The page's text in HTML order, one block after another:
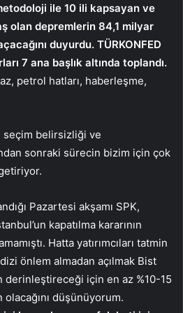
ile 10 ili kapsayan ve
olan depremlerin 84,1 milyar
duyurdu. TÜRKONFED
7 ana başlık altında toplandı.
petrol hatları, haberleşme,
seçim belirsizliği ve
sonraki sürecin bizim için çok
Pazartesi akşamı SPK,
kapatılma kararının
Hatta yatırımcıları tatmin
önlem almadan açılmak Bist
derinleştireceği için en az %10-15
düşünüyorum.